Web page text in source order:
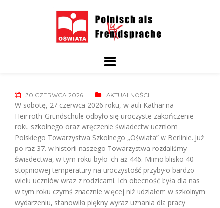
30 CZERWCA 2026 AKTUALNOŚCI
W sobotę, 27 czerwca 2026 roku, w auli Katharina-
Heinroth-Grundschule odbyło się uroczyste zakończenie
roku szkolnego oraz wręczenie świadectw uczniom
Polskiego Towarzystwa Szkolnego „Oświata” w Berlinie. Już
po raz 37. w historii naszego Towarzystwa rozdaliśmy
świadectwa, w tym roku było ich aż 446. Mimo blisko 40-
stopniowej temperatury na uroczystość przybyło bardzo
wielu uczniów wraz z rodzicami. Ich obecność była dla nas
w tym roku czymś znacznie więcej niż udziałem w szkolnym
wydarzeniu, stanowiła piękny wyraz uznania dla pracy